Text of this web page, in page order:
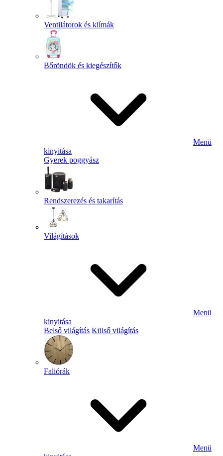
Ventilátorok és klímák
Bőröndök és kiegészítők
Menü
kinyitása
Gyerek poggyász
Rendszerezés és takarítás
Világítások
Menü
kinyitása
Belső világítás Külső világítás
Faliórák
Menü